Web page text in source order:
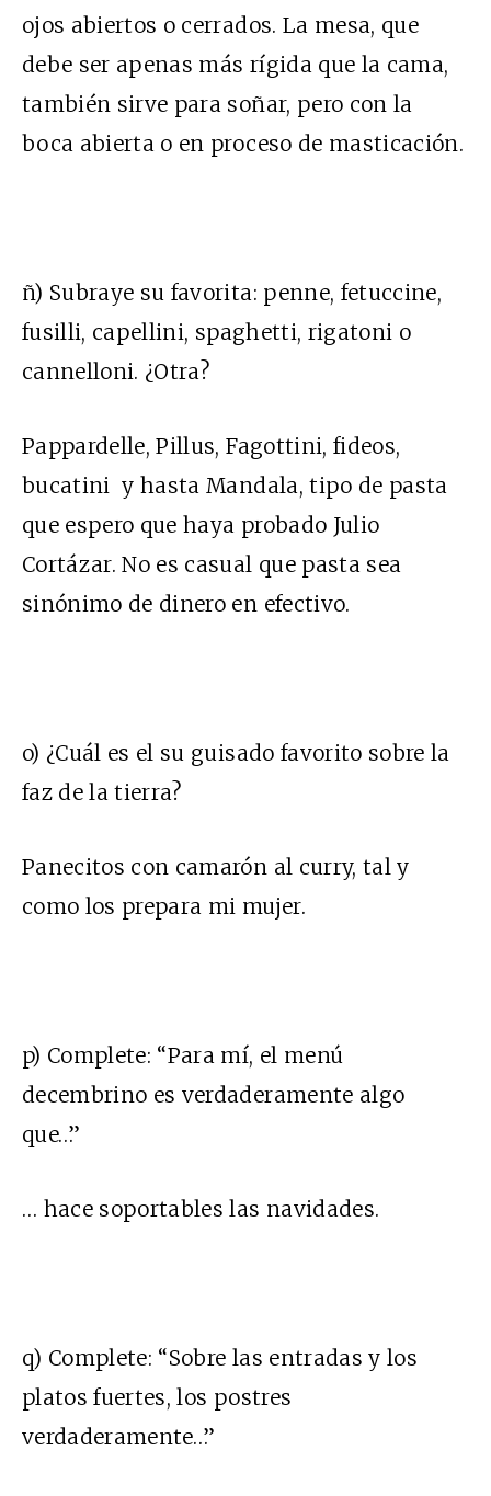
ojos abiertos o cerrados. La mesa, que
debe ser apenas más rígida que la cama,
también sirve para soñar, pero con la
boca abierta o en proceso de masticación.
ñ) Subraye su favorita: penne, fetuccine,
fusilli, capellini, spaghetti, rigatoni o
cannelloni. ¿Otra?
Pappardelle, Pillus, Fagottini, fideos,
bucatini y hasta Mandala, tipo de pasta
que espero que haya probado Julio
Cortázar. No es casual que pasta sea
sinónimo de dinero en efectivo.
o) ¿Cuál es el su guisado favorito sobre la
faz de la tierra?
Panecitos con camarón al curry, tal y
como los prepara mi mujer.
p) Complete: “Para mí, el menú
decembrino es verdaderamente algo
que…”
… hace soportables las navidades.
q) Complete: “Sobre las entradas y los
platos fuertes, los postres
verdaderamente…”